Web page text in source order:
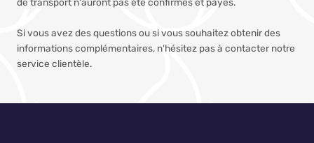
Si vous avez des questions ou si vous souhaitez obtenir des
informations complémentaires, n'hésitez pas à contacter notre
service clientèle.